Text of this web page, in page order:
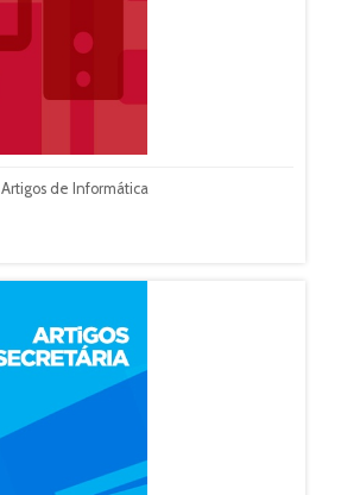
Artigos de Informática